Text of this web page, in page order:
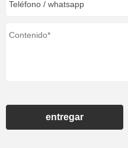
entregar